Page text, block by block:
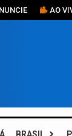
AO
BRASIL